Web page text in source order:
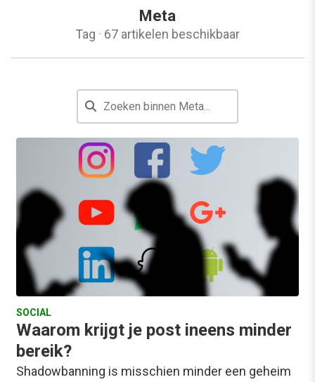
Meta
Tag · 67 artikelen beschikbaar
SOCIAL
Waarom krijgt je post ineens minder
bereik?
Shadowbanning is misschien minder een geheim